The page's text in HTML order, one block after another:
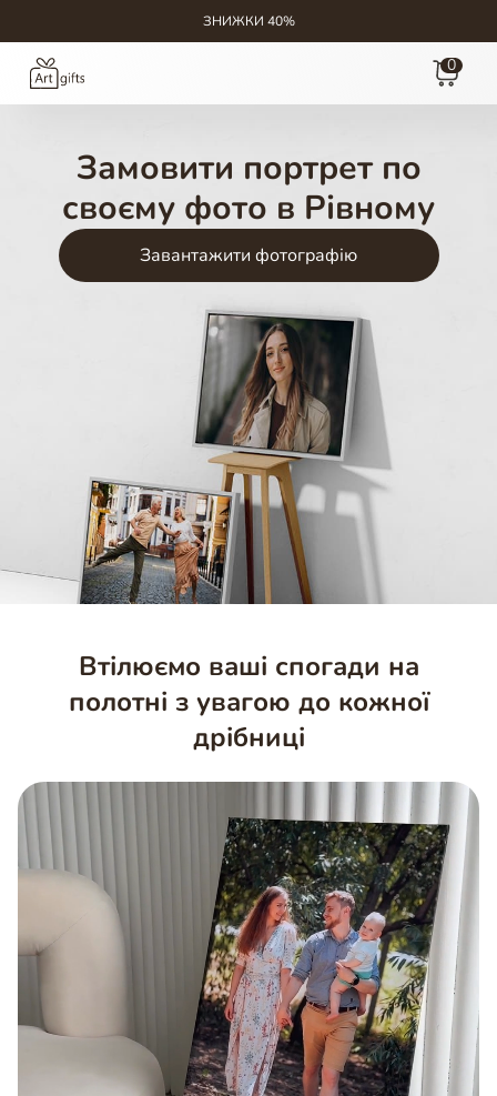
ЗНИЖКИ 40%
0
Замовити портрет по
своєму фото в Рівному
Завантажити фотографію
Втілюємо ваші спогади на
полотні з увагою до кожної
дрібниці